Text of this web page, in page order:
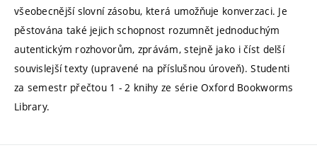
všeobecnější slovní zásobu, která umožňuje konverzaci. Je
pěstována také jejich schopnost rozumnět jednoduchým
autentickým rozhovorům, zprávám, stejně jako i číst delší
souvislejší texty (upravené na příslušnou úroveň). Studenti
za semestr přečtou 1 - 2 knihy ze série Oxford Bookworms
Library.